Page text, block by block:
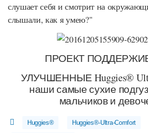
слушает себя и смотрит на
слышали, как я умею?"
ПРОЕКТ
УЛУЧШЕННЫЕ Huggies®
наши самые сухие
мальчиков и
Huggies® Huggies®-Ultra-Comfort